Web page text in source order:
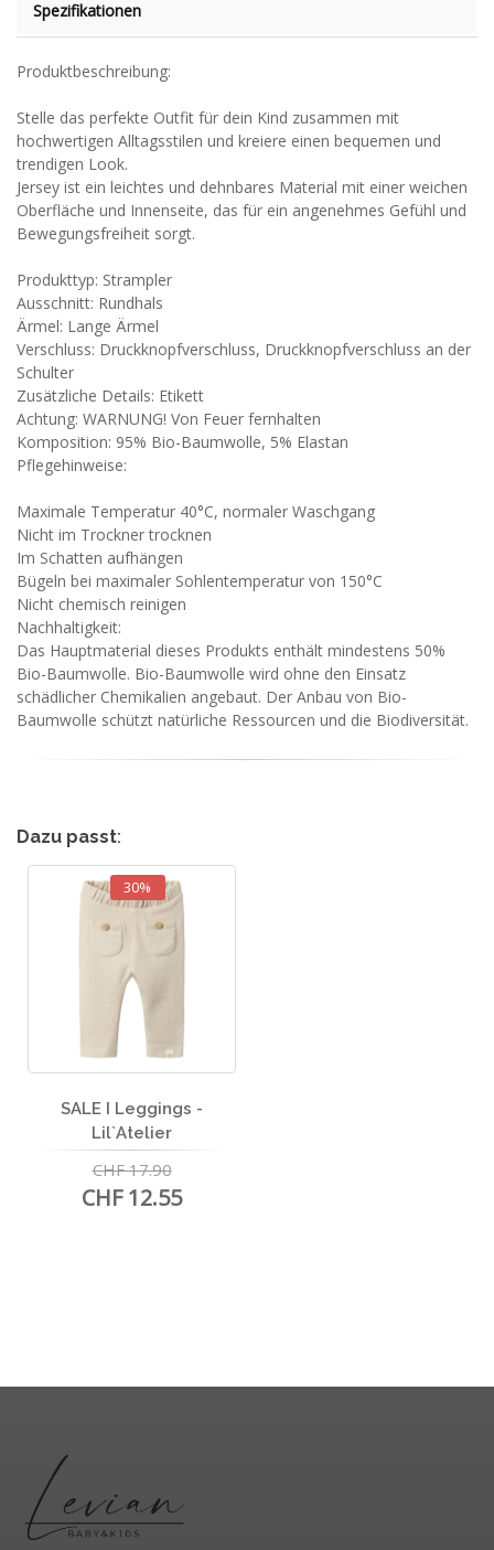
Spezifikationen
Produktbeschreibung:
Stelle das perfekte Outfit für dein Kind zusammen mit
hochwertigen Alltagsstilen und kreiere einen bequemen und
trendigen Look.
Jersey ist ein leichtes und dehnbares Material mit einer weichen
Oberfläche und Innenseite, das für ein angenehmes Gefühl und
Bewegungsfreiheit sorgt.
Produkttyp: Strampler
Ausschnitt: Rundhals
Ärmel: Lange Ärmel
Verschluss: Druckknopfverschluss, Druckknopfverschluss an der
Schulter
Zusätzliche Details: Etikett
Achtung: WARNUNG! Von Feuer fernhalten
Komposition: 95% Bio-Baumwolle, 5% Elastan
Pflegehinweise:
Maximale Temperatur 40°C, normaler Waschgang
Nicht im Trockner trocknen
Im Schatten aufhängen
Bügeln bei maximaler Sohlentemperatur von 150°C
Nicht chemisch reinigen
Nachhaltigkeit:
Das Hauptmaterial dieses Produkts enthält mindestens 50%
Bio-Baumwolle. Bio-Baumwolle wird ohne den Einsatz
schädlicher Chemikalien angebaut. Der Anbau von Bio-
Baumwolle schützt natürliche Ressourcen und die Biodiversität.
Dazu passt:
30%
SALE I Leggings -
Lil`Atelier
CHF 17.90
CHF 12.55